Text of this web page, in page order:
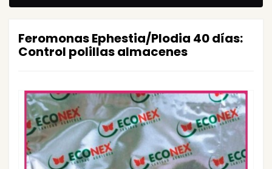
Feromonas Ephestia/Plodia 40 días:
Control polillas almacenes